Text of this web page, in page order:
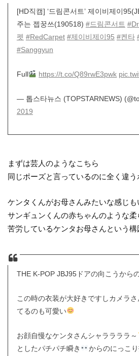
[HD직캠] ‘드림콘서트’ 제이비제이
주는 젭꿍쓰(190518) #드림콘서트
펫 #RedCarpet #제이비제이95 #켄타
#Sanggyun
Full https://t.co/Q89rwE3pwk
— 톱스타뉴스 (TOPSTARNEWS)
2019
まずは芸人のようなこちら
同じポーズと言っているのに全く違う
ケンタくんがお母さんみたいな感じも
サンギュンくんの赤ちゃんのような柔
苦労しているケンタお母さんという構
THE K-POP JBJ95ドアの向こうから
この時の衣装が大好きですしカメラ
てるのも可愛い
お顔自慢なケンタさんシャララララ～
としたパチパチ瞬き
からのにっこ